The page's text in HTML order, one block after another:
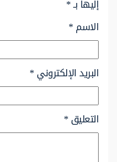
إليها بـ*
الاسم*
البريد الإلكتروني*
التعليق*